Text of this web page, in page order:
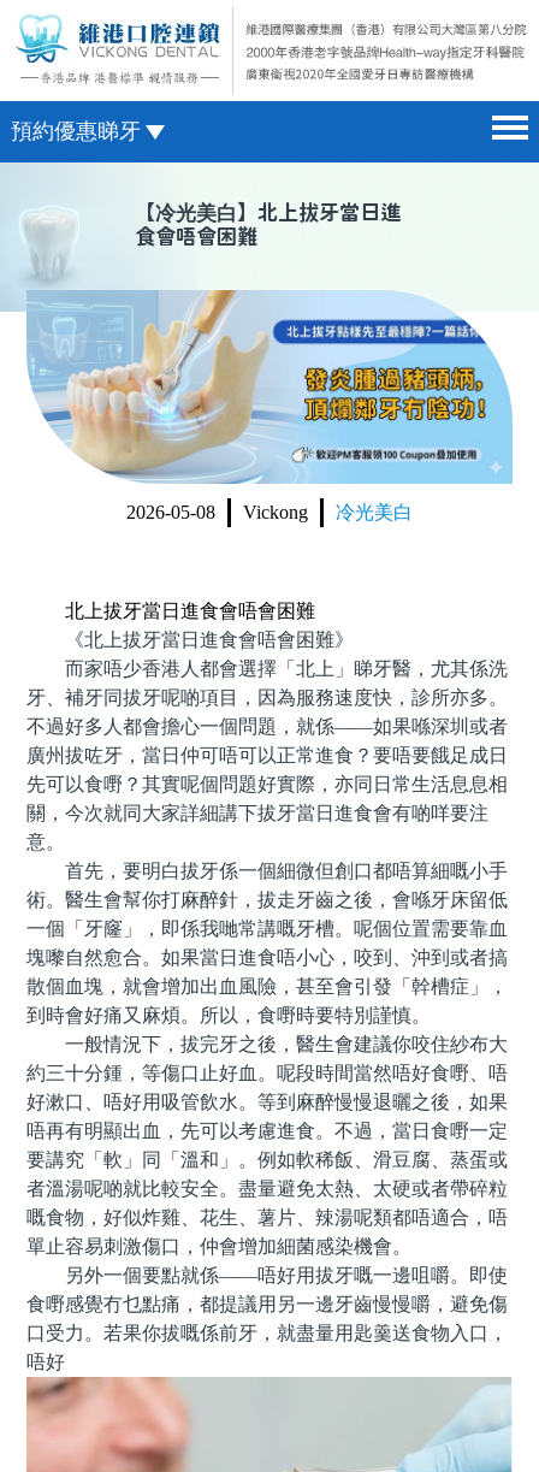
預約優惠睇牙
醫院簡介 hospital introduction
醫生介紹 doctor introduction
醫療新聞 medical news
種植牙 dental implant
箍牙 orthodontics
收費標準 change standard
微信預約
WhatsApp預約
【冷光美白】北上拔牙當日進
食會唔會困難
2026-05-08 Vickong 冷光美白
北上拔牙當日進食會唔會困難
《北上拔牙當日進食會唔會困難》
而家唔少香港人都會選擇「北上」睇牙醫，尤其係洗
牙、補牙同拔牙呢啲項目，因為服務速度快，診所亦多。
不過好多人都會擔心一個問題，就係——如果喺深圳或者
廣州拔咗牙，當日仲可唔可以正常進食？要唔要餓足成日
先可以食嘢？其實呢個問題好實際，亦同日常生活息息相
關，今次就同大家詳細講下拔牙當日進食會有啲咩要注
意。
首先，要明白拔牙係一個細微但創口都唔算細嘅小手
術。醫生會幫你打麻醉針，拔走牙齒之後，會喺牙床留低
一個「牙窿」，即係我哋常講嘅牙槽。呢個位置需要靠血
塊嚟自然愈合。如果當日進食唔小心，咬到、沖到或者搞
散個血塊，就會增加出血風險，甚至會引發「幹槽症」，
到時會好痛又麻煩。所以，食嘢時要特別謹慎。
一般情況下，拔完牙之後，醫生會建議你咬住紗布大
約三十分鍾，等傷口止好血。呢段時間當然唔好食嘢、唔
好漱口、唔好用吸管飲水。等到麻醉慢慢退曬之後，如果
唔再有明顯出血，先可以考慮進食。不過，當日食嘢一定
要講究「軟」同「溫和」。例如軟稀飯、滑豆腐、蒸蛋或
者溫湯呢啲就比較安全。盡量避免太熱、太硬或者帶碎粒
嘅食物，好似炸雞、花生、薯片、辣湯呢類都唔適合，唔
單止容易刺激傷口，仲會增加細菌感染機會。
另外一個要點就係——唔好用拔牙嘅一邊咀嚼。即使
食嘢感覺冇乜點痛，都提議用另一邊牙齒慢慢嚼，避免傷
口受力。若果你拔嘅係前牙，就盡量用匙羹送食物入口，
唔好